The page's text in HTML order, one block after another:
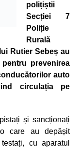
polițiștii
Secției 7
Poliție
Rurală
Rutier Sebeș au
prevenirea
auto
circulația pe
și sancționați
care au depășit
cu aparatul